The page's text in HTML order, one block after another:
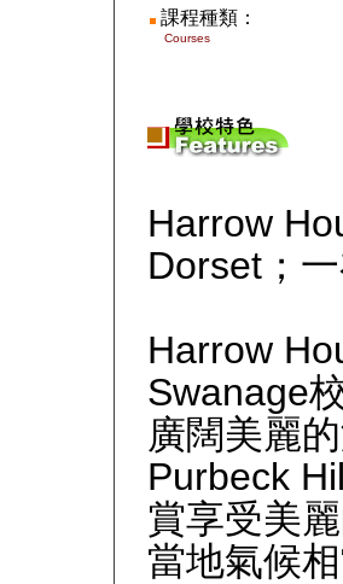
課程種類：
Courses
Harrow
Dorset ；
Harrow
Swanage
廣闊美麗
Purbeck
賞享受美
當地氣候相